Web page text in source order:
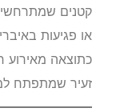
קטנים
או פגיעות
כתוצאה מאירוע
זעיר שמתפתח